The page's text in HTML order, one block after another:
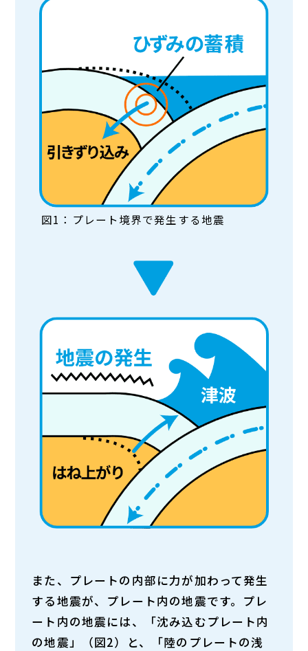
図1：プレート境界で発生する地震
また、プレートの内部に力が加わって発生
する地震が、プレート内の地震です。プレ
ート内の地震には、
「沈み込むプレート内
の地震」（図2）
と、
「陸のプレートの浅